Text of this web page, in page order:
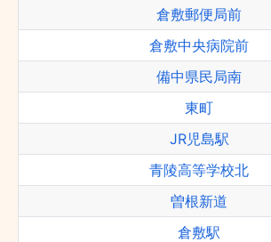
倉敷郵便局前
倉敷中央病院前
備中県民局南
東町
JR児島駅
青陵高等学校北
曽根新道
倉敷駅